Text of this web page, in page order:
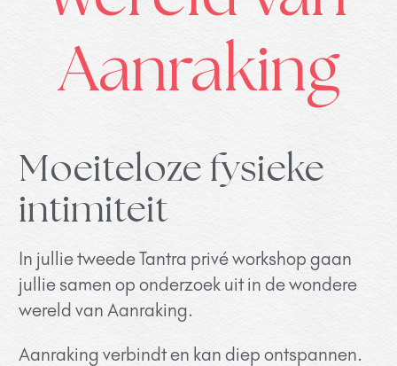
Aanraking
Moeiteloze fysieke
intimiteit
In jullie tweede Tantra privé workshop gaan
jullie samen op onderzoek uit in de wondere
wereld van Aanraking.
Aanraking verbindt en kan diep ontspannen.